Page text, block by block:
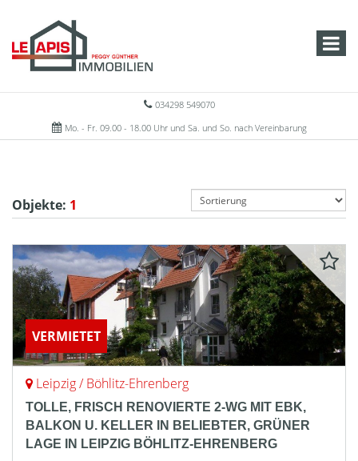
034298 549070
Mo. - Fr. 09.00 - 18.00 Uhr und Sa. und So. nach Vereinbarung
Objekte: 1
VERMIETET
Leipzig / Böhlitz-Ehrenberg
TOLLE, FRISCH RENOVIERTE 2-WG MIT EBK,
BALKON U. KELLER IN BELIEBTER, GRÜNER
LAGE IN LEIPZIG BÖHLITZ-EHRENBERG